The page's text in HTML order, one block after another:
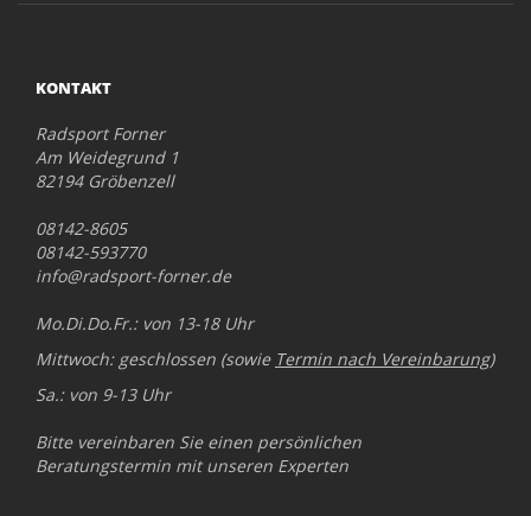
KONTAKT
Radsport Forner
Am Weidegrund 1
82194 Gröbenzell
08142-8605
08142-593770
info@radsport-forner.de
Mo.Di.Do.Fr.: von 13-18 Uhr
Mittwoch: geschlossen (sowie Termin nach Vereinbarung)
Sa.: von 9-13 Uhr
Bitte vereinbaren Sie einen persönlichen
Beratungstermin mit unseren Experten